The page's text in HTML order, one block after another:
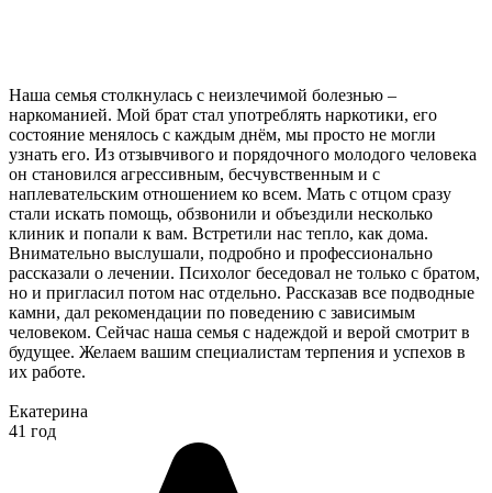
Наша семья столкнулась с неизлечимой болезнью –
наркоманией. Мой брат стал употреблять наркотики, его
состояние менялось с каждым днём, мы просто не могли
узнать его. Из отзывчивого и порядочного молодого человека
он становился агрессивным, бесчувственным и с
наплевательским отношением ко всем. Мать с отцом сразу
стали искать помощь, обзвонили и объездили несколько
клиник и попали к вам. Встретили нас тепло, как дома.
Внимательно выслушали, подробно и профессионально
рассказали о лечении. Психолог беседовал не только с братом,
но и пригласил потом нас отдельно. Рассказав все подводные
камни, дал рекомендации по поведению с зависимым
человеком. Сейчас наша семья с надеждой и верой смотрит в
будущее. Желаем вашим специалистам терпения и успехов в
их работе.
Екатерина
41 год